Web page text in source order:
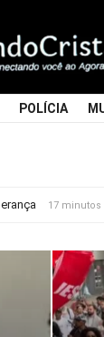
POLÍCIA
17 minutos